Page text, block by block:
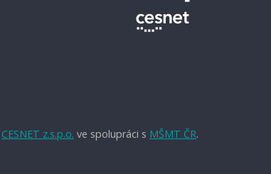
CESNET z.s.p.o. ve spolupráci s MŠMT ČR.